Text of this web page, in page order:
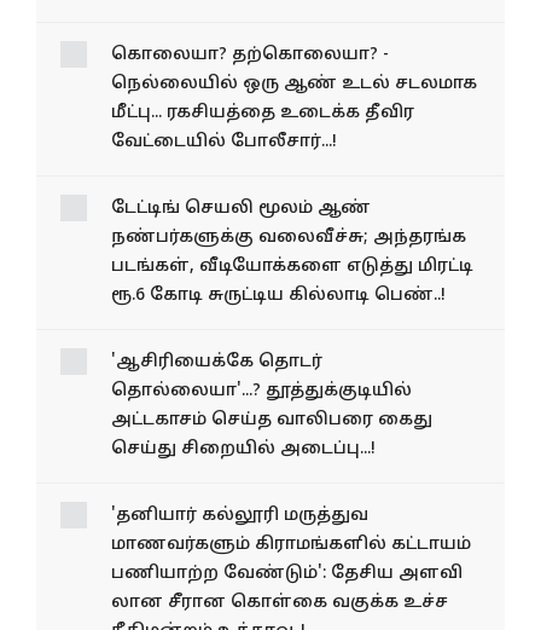
கொலையா? தற்கொலையா? -
நெல்லையில் ஒரு ஆண் உடல் சடலமாக
மீட்பு... ரகசியத்தை உடைக்க தீவிர
வேட்டையில் போலீசார்...!
டேட்டிங் செயலி மூலம் ஆண்
நண்பர்களுக்கு வலைவீச்சு; அந்தரங்க
படங்கள், வீடியோக்களை எடுத்து மிரட்டி
ரூ.6 கோடி சுருட்டிய கில்லாடி பெண்..!
'ஆசிரியைக்கே தொடர்
தொல்லையா'...? தூத்துக்குடியில்
அட்டகாசம் செய்த வாலிபரை கைது
செய்து சிறையில் அடைப்பு...!
'தனியார் கல்லூரி மருத்துவ
மாணவர்களும் கிராமங்களில் கட்டாயம்
பணியாற்ற வேண்டும்': தேசிய அளவி​
லான சீரான கொள்​கை வகுக்க உச்ச